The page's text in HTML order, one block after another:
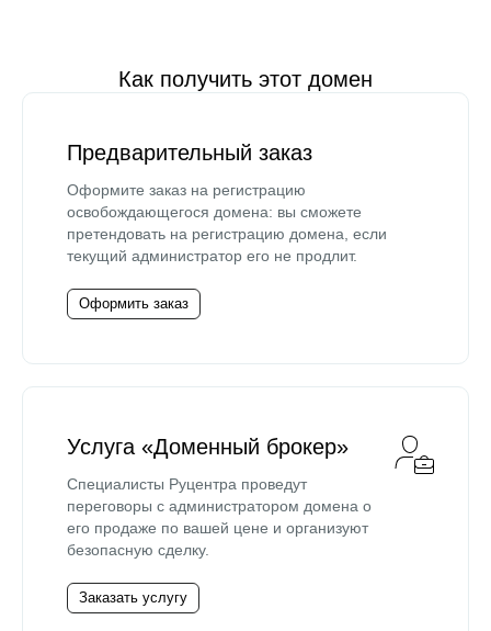
Как получить этот домен
Предварительный заказ
Оформите заказ на регистрацию
освобождающегося домена: вы сможете
претендовать на регистрацию домена, если
текущий администратор его не продлит.
Оформить заказ
Услуга «Доменный брокер»
Специалисты Руцентра проведут
переговоры с администратором домена о
его продаже по вашей цене и организуют
безопасную сделку.
Заказать услугу